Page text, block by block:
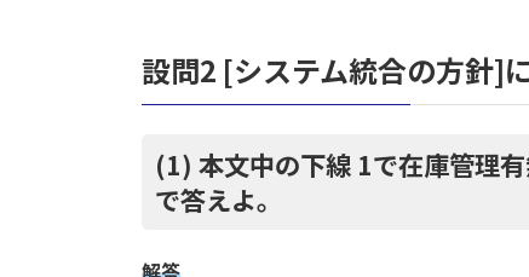
設問2 [システム統合の方針]
(1) 本文中の下線 1で在庫管理
で答えよ。